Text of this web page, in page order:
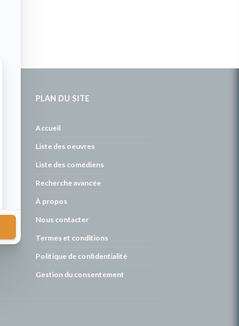
PLAN DU SITE
Accueil
Liste des oeuvres
Liste des comédiens
Recherche avancée
À propos
Nous contacter
Termes et conditions
Politique de confidentialité
Gestion du consentement